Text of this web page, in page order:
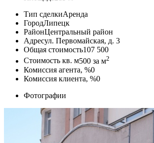
Тип сделкиАренда
ГородЛипецк
РайонЦентральный район
Адресул. Первомайская, д. 3
Общая стоимость107 500
Стоимость кв. м500 за м2
Комиссия агента, %0
Комиссия клиента, %0
Фотографии